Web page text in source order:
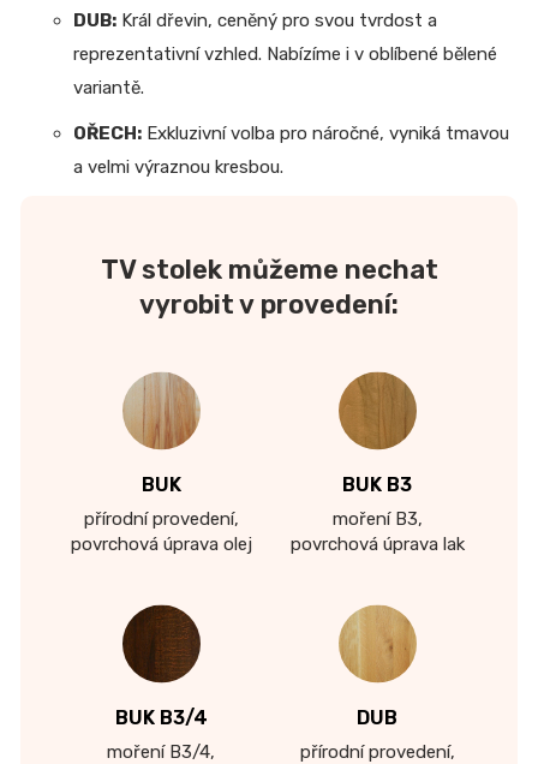
DUB: Král dřevin, ceněný pro svou tvrdost a
reprezentativní vzhled. Nabízíme i v oblíbené bělené
variantě.
OŘECH: Exkluzivní volba pro náročné, vyniká tmavou
a velmi výraznou kresbou.
TV stolek můžeme nechat
vyrobit v provedení:
BUK
přírodní provedení,
povrchová úprava olej
BUK B3
moření B3,
povrchová úprava lak
BUK B3/4
moření B3/4,
DUB
přírodní provedení,